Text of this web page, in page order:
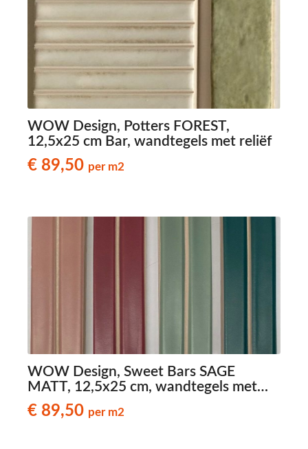
WOW Design, Potters FOREST,
12,5x25 cm Bar, wandtegels met reliëf
€ 89,50 per m2
WOW Design, Sweet Bars SAGE
MATT, 12,5x25 cm, wandtegels met
reliëf
€ 89,50 per m2